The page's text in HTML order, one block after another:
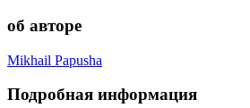
об авторе
Mikhail Papusha
Подробная информация